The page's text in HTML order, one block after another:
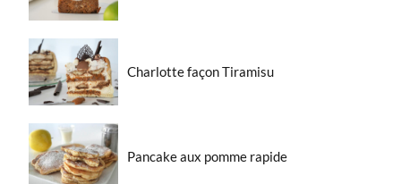
Charlotte façon Tiramisu
Pancake aux pomme rapide